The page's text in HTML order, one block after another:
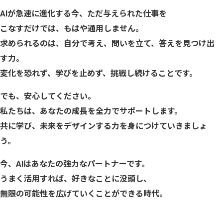
AIが急速に進化する今、ただ与えられた仕事を
こなすだけでは、もはや通用しません。
求められるのは、自分で考え、問いを立て、答えを見つけ出
す力。
変化を恐れず、学びを止めず、挑戦し続けることです。
でも、安心してください。
私たちは、あなたの成長を全力でサポートします。
共に学び、未来をデザインする力を身につけていきましょ
う。
今、AIはあなたの強力なパートナーです。
うまく活用すれば、好きなことに没頭し、
無限の可能性を広げていくことができる時代。